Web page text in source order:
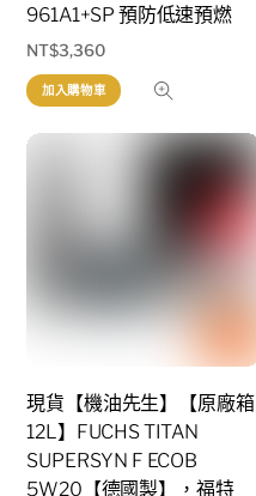
961A1+SP 預防低速預燃
NT$3,360
加入購物車
現貨【機油先生】【原廠箱
12L】FUCHS TITAN
SUPERSYN F ECOB
5W20【德國製】，福特